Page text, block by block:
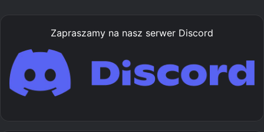
Zapraszamy na nasz serwer Discord